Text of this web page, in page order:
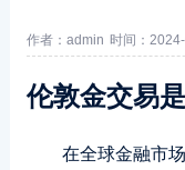
作者：admin 时间：
伦敦金交易
在全球金融市